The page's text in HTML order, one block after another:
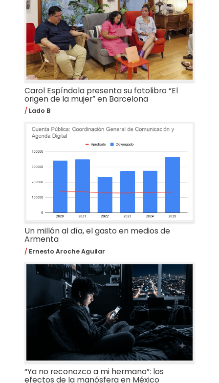
Carol Espíndola presenta su fotolibro “El
origen de la mujer” en Barcelona
Lado B
Un millón al día, el gasto en medios de
Armenta
Ernesto Aroche Aguilar
“Ya no reconozco a mi hermano”: los
efectos de la manósfera en México